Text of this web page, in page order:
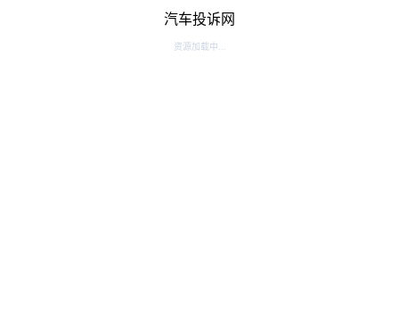
汽车投诉网
资源加载中...